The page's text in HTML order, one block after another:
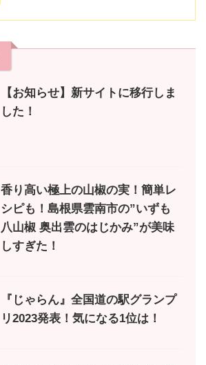
【お知らせ】新サイトに移行しま
した！
香り高い極上の山椒の実！簡単レ
シピも！島根県雲南市の”いずも
八山椒 奥出雲のはじかみ”が美味
しすぎた！
『じゃらん』全国道の駅グランプ
リ2023発表！気になる1位は！